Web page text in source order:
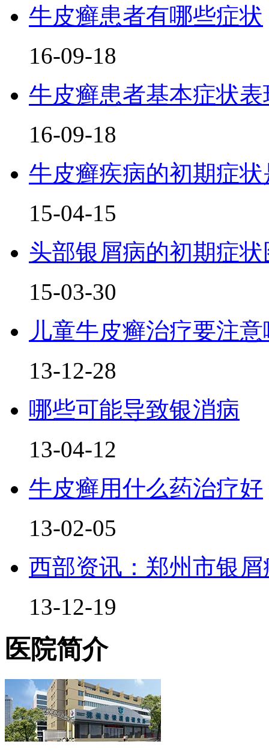
牛皮癣患者有哪些症状
16-09-18
牛皮癣患者基本症状
16-09-18
牛皮癣疾病的初期症
15-04-15
头部银屑病的初期症状
15-03-30
儿童牛皮癣治疗要注
13-12-28
哪些可能导致银消病
13-04-12
牛皮癣用什么药治疗好
13-02-05
西部资讯：郑州市银
13-12-19
医院简介